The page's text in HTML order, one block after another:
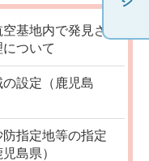
基地内で発見さ
ついて
設定（鹿児島
指定地等の指定
島県）